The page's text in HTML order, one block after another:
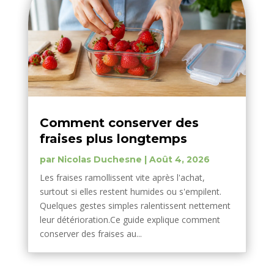
Comment conserver des
fraises plus longtemps
par Nicolas Duchesne Août 4, 2026
Les fraises ramollissent vite après l'achat,
surtout si elles restent humides ou s'empilent.
Quelques gestes simples ralentissent nettement
leur détérioration.Ce guide explique comment
conserver des fraises au...